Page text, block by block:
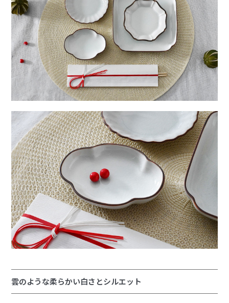
雲のような柔らかい白さとシルエット